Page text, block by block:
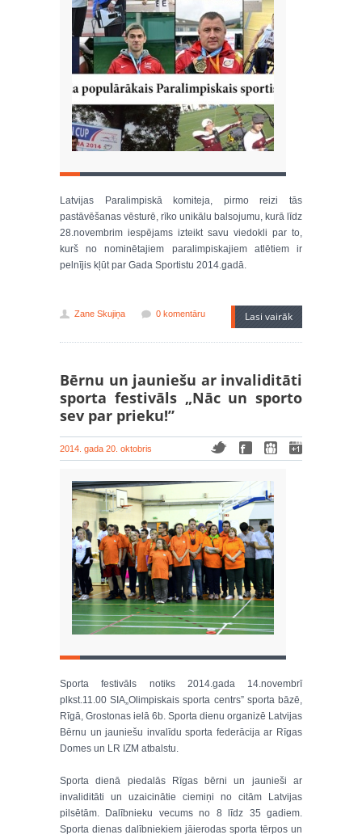
Latvijas Paralimpiskā komiteja, pirmo reizi tās
pastāvēšanas vēsturē, rīko unikālu balsojumu, kurā līdz
28.novembrim iespējams izteikt savu viedokli par to,
kurš no nominētajiem paralimpiskajiem atlētiem ir
pelnījis kļūt par Gada Sportistu 2014.gadā.
Zane Skujiņa 0 komentāru Lasi vairāk
Bērnu un jauniešu ar invaliditāti
sporta festivāls „Nāc un sporto
sev par prieku!”
2014. gada 20. oktobris
Sporta festivāls notiks 2014.gada 14.novembrī
plkst.11.00 SIA„Olimpiskais sporta centrs” sporta bāzē,
Rīgā, Grostonas ielā 6b. Sporta dienu organizē Latvijas
Bērnu un jauniešu invalīdu sporta federācija ar Rīgas
Domes un LR IZM atbalstu.
Sporta dienā piedalās Rīgas bērni un jaunieši ar
invaliditāti un uzaicinātie ciemiņi no citām Latvijas
pilsētām. Dalībnieku vecums no 8 līdz 35 gadiem.
Sporta dienas dalībniekiem jāierodas sporta tērpos un